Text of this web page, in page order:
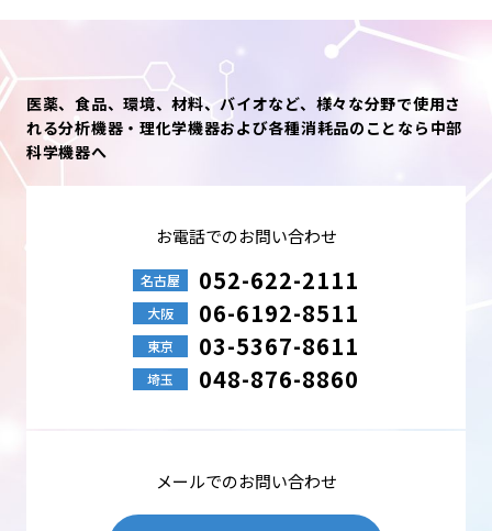
医薬、食品、環境、材料、バイオなど、様々な分野で使用さ
れる分析機器・理化学機器および各種消耗品のことなら中部
科学機器へ
お電話でのお問い合わせ
名古屋 052-622-2111
大阪 06-6192-8511
東京 03-5367-8611
埼玉 048-876-8860
メールでのお問い合わせ